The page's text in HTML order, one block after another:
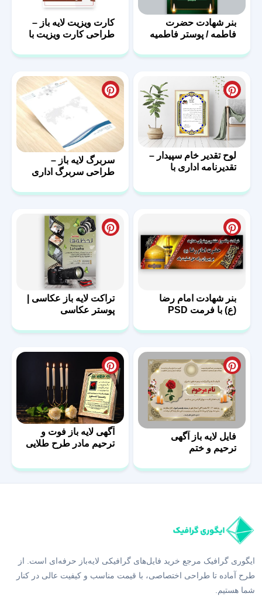
بنر شهادت حضرت
فاطمه / پوستر فاطمیه
کارت ویزیت لایه باز –
طراحی کارت ویزیت با
لوح تقدیر خام سپیدار –
تقدیرنامه اداری با
سربرگ لایه باز –
طراحی سربرگ اداری
بنر شهادت امام رضا
(ع) با فرمت PSD
تراکت لایه باز عکاسی |
پوستر عکاسی
فایل لایه باز آگهی
ترحیم و ختم
آگهی لایه باز فوت و
ترحیم مادر طرح طلایی
ایگوری گرافیک مرجع خرید فایل‌های گرافیکی لایه‌باز حرفه‌ای است. از
طرح آماده تا طراحی اختصاصی، با قیمت مناسب و کیفیت عالی در کنار
شما هستیم.